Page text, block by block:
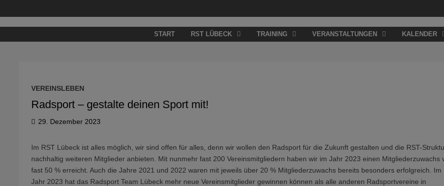
START
RST LÜBECK TRAINING VERANSTALTUNGEN KALENDER
VEREINSLEBEN
Radsport – gestalte deinen Sport mit!
29. Dezember 2023
Im RST Lübeck ist alles möglich, wir sind offen für alles, denn wir wollen den Radsport für die Zukunft gestalten und die RST-
nachhaltig weiteren Mitglieder anbieten. Mit nunmehr fast 200 Vereinsmitgliedern haben wir im Jahr 2023 einen Mitgliederzuwachs
fast 50 % erreicht. Auch die Jahre 2021 und 2022 waren mit jeweils über 20 % Mitgliederzuwachs bereits besonders erfolgreich. Im
Jahr 2023 hat das Radsport Team Lübeck mehr neue Vereinsmitglieder gewinnen können als alle anderen Radsportvereine in